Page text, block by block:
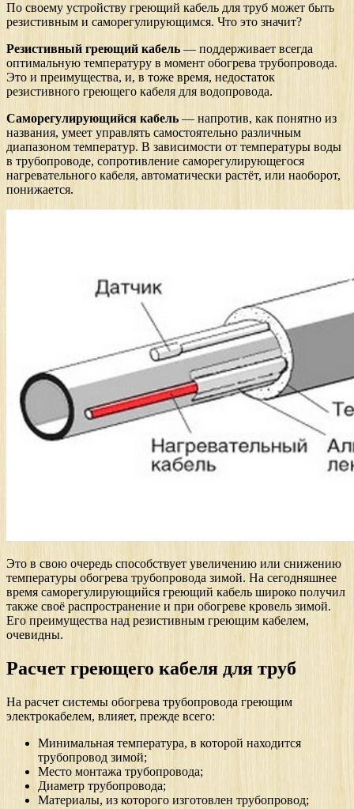
По своему устройству греющий кабель для труб может быть
резистивным и саморегулирующимся. Что это значит?
Резистивный греющий кабель — поддерживает всегда
оптимальную температуру в момент обогрева трубопровода.
Это и преимущества, и, в тоже время, недостаток
резистивного греющего кабеля для водопровода.
Саморегулирующийся кабель— напротив, как понятно из
названия, умеет управлять самостоятельно различным
диапазоном температур. В зависимости от температуры воды
в трубопроводе, сопротивление саморегулирующегося
нагревательного кабеля, автоматически растёт, или наоборот,
понижается.
Это в свою очередь способствует увеличению или снижению
температуры обогрева трубопровода зимой. На сегодняшнее
время саморегулирующийся греющий кабель широко получил
также своё распространение и при обогреве кровель зимой.
Его преимущества над резистивным греющим кабелем,
очевидны.
Расчет греющего кабеля для труб
На расчет системы обогрева трубопровода греющим
электрокабелем, влияет, прежде всего:
Минимальная температура, в которой находится
трубопровод зимой;
Место монтажа трубопровода;
Диаметр трубопровода;
Материалы, из которого изготовлен трубопровод;